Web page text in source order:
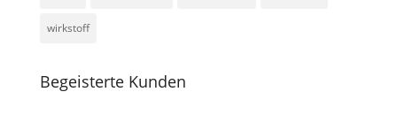
wirkstoff
Begeisterte Kunden